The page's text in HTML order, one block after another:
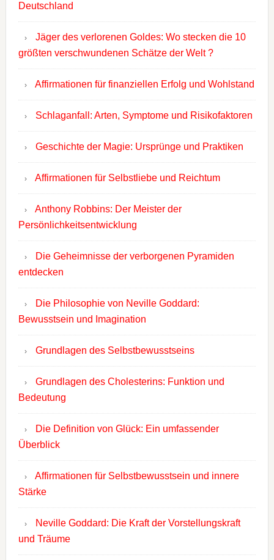
Deutschland
Jäger des verlorenen Goldes: Wo stecken die 10
größten verschwundenen Schätze der Welt ?
Affirmationen für finanziellen Erfolg und Wohlstand
Schlaganfall: Arten, Symptome und Risikofaktoren
Geschichte der Magie: Ursprünge und Praktiken
Affirmationen für Selbstliebe und Reichtum
Anthony Robbins: Der Meister der
Persönlichkeitsentwicklung
Die Geheimnisse der verborgenen Pyramiden
entdecken
Die Philosophie von Neville Goddard:
Bewusstsein und Imagination
Grundlagen des Selbstbewusstseins
Grundlagen des Cholesterins: Funktion und
Bedeutung
Die Definition von Glück: Ein umfassender
Überblick
Affirmationen für Selbstbewusstsein und innere
Stärke
Neville Goddard: Die Kraft der Vorstellungskraft
und Träume